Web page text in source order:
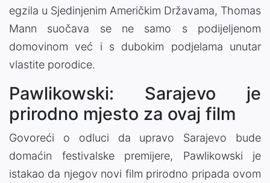
egzila u Sjedinjenim Američkim Državama, Thomas
Mann suočava se ne samo s podijeljenom
domovinom već i s dubokim podjelama unutar
vlastite porodice.
Pawlikowski: Sarajevo je
prirodno mjesto za ovaj film
Govoreći o odluci da upravo Sarajevo bude
domaćin festivalske premijere, Pawlikowski je
istakao da njegov novi film prirodno pripada ovom